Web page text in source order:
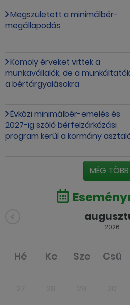
Megszületett a minimálbér-
megállapodás
Komoly érveket vittek a
munkavállalók, de a
a bértárgyalásokra
Évközi minimálbér-emelés és
2027-ig szóló bérfelzárkózási
program kerül a kormány
MÉG TÖBB
2026
Hé Ke Sze Csü